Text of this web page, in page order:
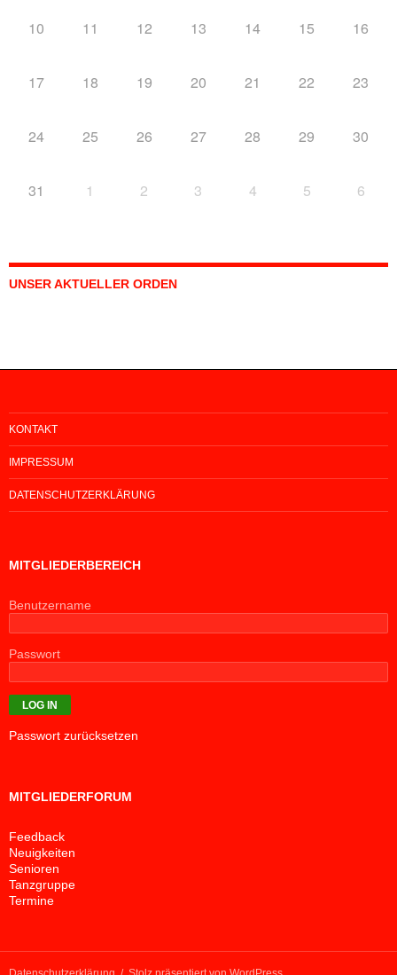
10 11 12 13 14 15 16
17 18 19 20 21 22 23
24 25 26 27 28 29 30
31 1 2 3 4 5 6
UNSER AKTUELLER ORDEN
KONTAKT
IMPRESSUM
DATENSCHUTZERKLÄRUNG
MITGLIEDERBEREICH
Benutzername
Passwort
Passwort zurücksetzen
MITGLIEDERFORUM
Feedback
Neuigkeiten
Senioren
Tanzgruppe
Termine